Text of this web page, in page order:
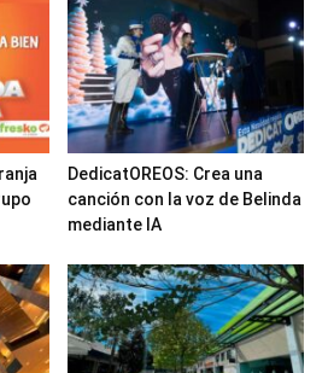
DedicatOREOS: Crea una
canción con la voz de Belinda
mediante IA